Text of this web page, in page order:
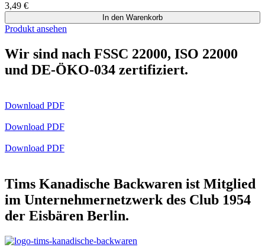
3,49 €
In den Warenkorb
Produkt ansehen
Wir sind nach FSSC 22000, ISO 22000
und DE-ÖKO-034 zertifiziert.
Download PDF
Download PDF
Download PDF
Tims Kanadische Backwaren ist Mitglied
im Unternehmernetzwerk des Club 1954
der Eisbären Berlin.